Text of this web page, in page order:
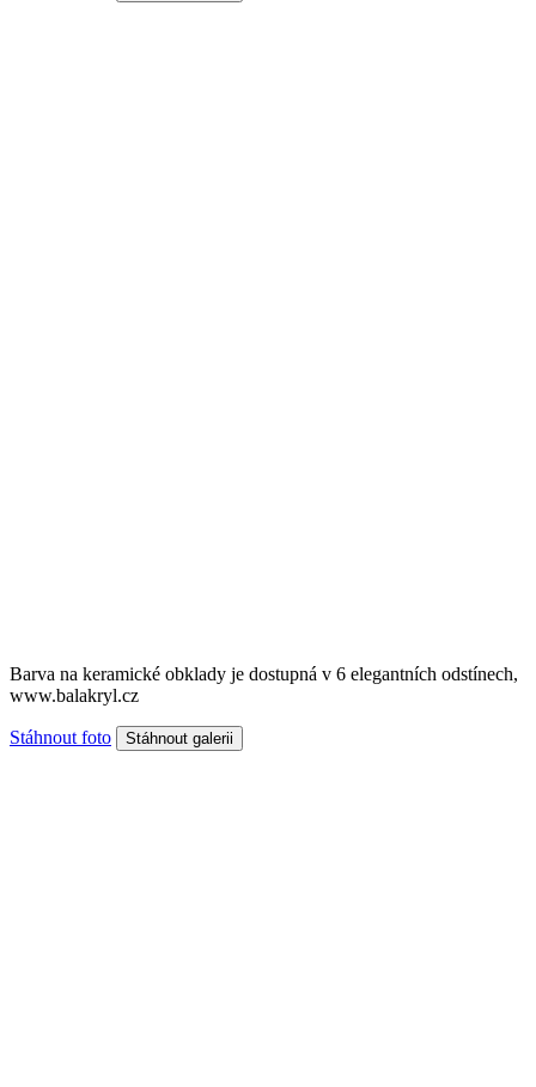
Barva na keramické obklady je dostupná v 6 elegantních odstínech,
www.balakryl.cz
Stáhnout foto